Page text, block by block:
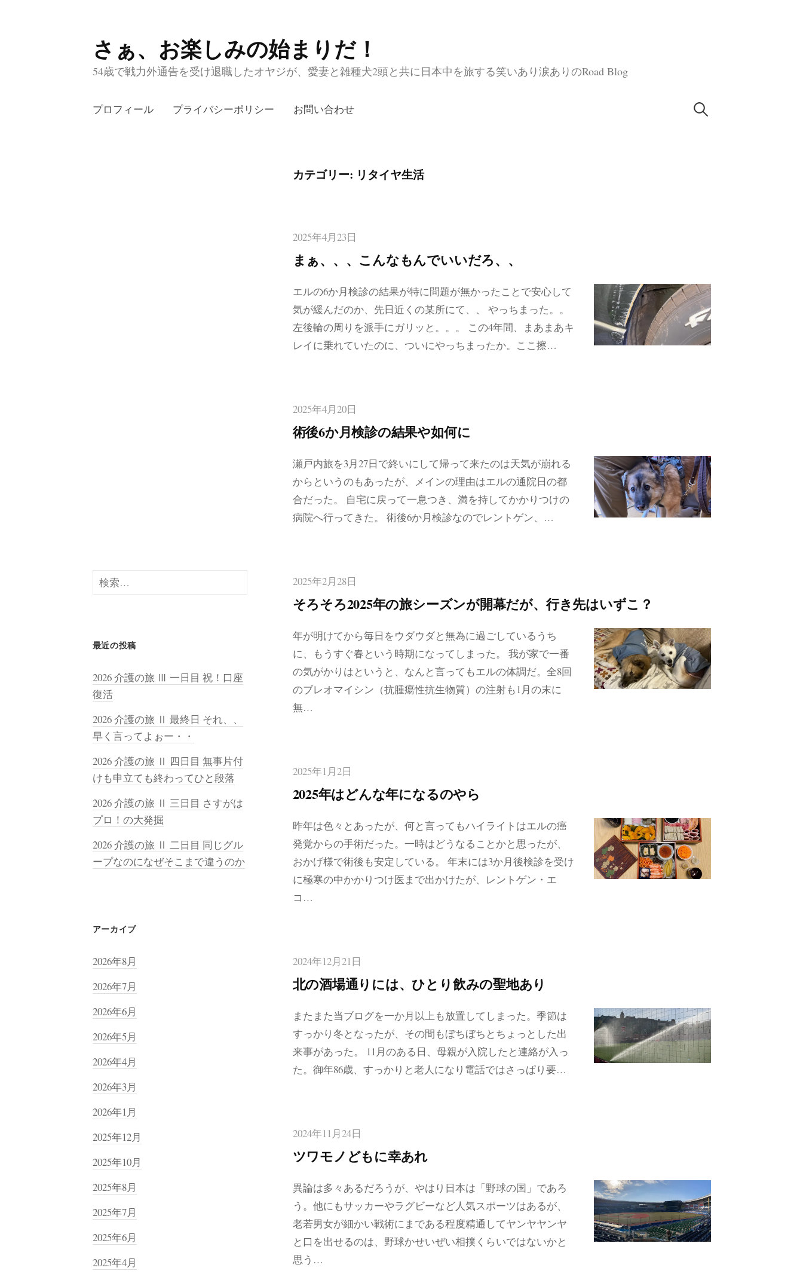
コ
ン
ン
さぁ、お楽しみの始まりだ！
54歳で戦力外通告を受け退職したオヤジが、愛妻と雑種犬2頭と共に日本中を旅する笑いあり涙ありのRoad Blog
プロフィール プライバシーポリシー お問い合わせ 検
カテゴリー: リタイヤ生活
2025年4月23日
まぁ、、、こんなもんでいいだろ、、
エルの6か月検診の結果が特に問題が無かったことで安心して
気が緩んだのか、先日近くの某所にて、、 やっちまった。。
左後輪の周りを派手にガリッと。。。 この4年間、まあまあキ
レイに乗れていたのに、ついにやっちまったか。ここ擦…
2025年4月20日
術後6か月検診の結果や如何に
瀬戸内旅を3月27日で終いにして帰って来たのは天気が崩れる
からというのもあったが、メインの理由はエルの通院日の都
合だった。 自宅に戻って一息つき、満を持してかかりつけの
病院へ行ってきた。 術後6か月検診なのでレントゲン、…
2025年2月28日
そろそろ2025年の旅シーズンが開幕だが、行き先はいずこ？
年が明けてから毎日をウダウダと無為に過ごしているうち
に、もうすぐ春という時期になってしまった。 我が家で一番
の気がかりはというと、なんと言ってもエルの体調だ。全8回
のブレオマイシン（抗腫瘍性抗生物質）の注射も1月の末に
無…
2025年1月2日
2025年はどんな年になるのやら
昨年は色々とあったが、何と言ってもハイライトはエルの癌
発覚からの手術だった。一時はどうなることかと思ったが、
おかげ様で術後も安定している。 年末には3か月後検診を受け
に極寒の中かかりつけ医まで出かけたが、レントゲン・エ
コ…
2024年12月21日
北の酒場通りには、ひとり飲みの聖地あり
またまた当ブログを一か月以上も放置してしまった。季節は
すっかり冬となったが、その間もぼちぼちとちょっとした出
来事があった。 11月のある日、母親が入院したと連絡が入っ
た。御年86歳、すっかりと老人になり電話ではさっぱり要…
2024年11月24日
ツワモノどもに幸あれ
異論は多々あるだろうが、やはり日本は「野球の国」であろ
う。他にもサッカーやラグビーなど人気スポーツはあるが、
老若男女が細かい戦術にまである程度精通してヤンヤヤンヤ
と口を出せるのは、野球かせいぜい相撲くらいではないかと
思う…
検
索:
最近の投稿
2026 介護の旅 Ⅲ 一日目 祝！口座
復活
2026 介護の旅 Ⅱ 最終日 それ、、
早く言ってよぉー・・
2026 介護の旅 Ⅱ 四日目 無事片付
けも申立ても終わってひと段落
2026 介護の旅 Ⅱ 三日目 さすがは
プロ！の大発掘
2026 介護の旅 Ⅱ 二日目 同じグル
ープなのになぜそこまで違うのか
アーカイブ
2026年8月
2026年7月
2026年6月
2026年5月
2026年4月
2026年3月
2026年1月
2025年12月
2025年10月
2025年8月
2025年7月
2025年6月
2025年4月